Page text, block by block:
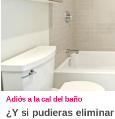
Adiós a la cal del baño
¿Y si pudieras